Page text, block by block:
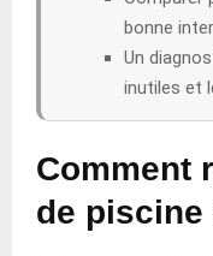
bonne
Un
inutiles et
Comment
de piscine